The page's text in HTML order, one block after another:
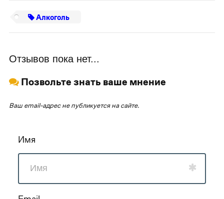
Алкоголь
Отзывов пока нет...
Позвольте знать ваше мнение
Ваш email-адрес не публикуется на сайте.
Имя